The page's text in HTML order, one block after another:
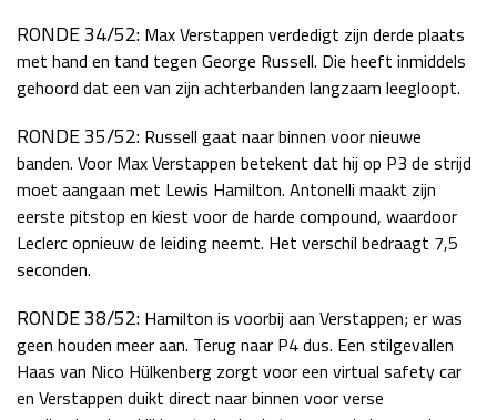
RONDE 34/52: Max Verstappen verdedigt zijn derde plaats
met hand en tand tegen George Russell. Die heeft inmiddels
gehoord dat een van zijn achterbanden langzaam leegloopt.
RONDE 35/52: Russell gaat naar binnen voor nieuwe
banden. Voor Max Verstappen betekent dat hij op P3 de strijd
moet aangaan met Lewis Hamilton. Antonelli maakt zijn
eerste pitstop en kiest voor de harde compound, waardoor
Leclerc opnieuw de leiding neemt. Het verschil bedraagt 7,5
seconden.
RONDE 38/52: Hamilton is voorbij aan Verstappen; er was
geen houden meer aan. Terug naar P4 dus. Een stilgevallen
Haas van Nico Hülkenberg zorgt voor een virtual safety car
en Verstappen duikt direct naar binnen voor verse